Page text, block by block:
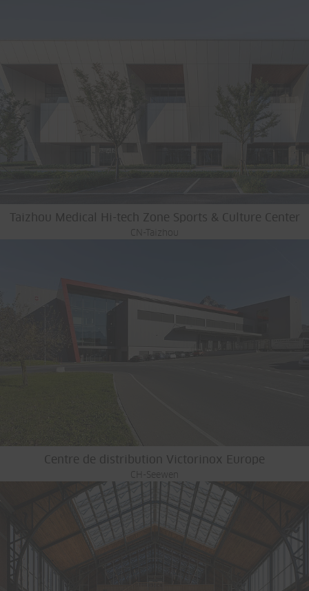
Taizhou Medical Hi-tech Zone Sports & Culture Center
CN-Taizhou
Centre de distribution Victorinox Europe
CH-Seewen